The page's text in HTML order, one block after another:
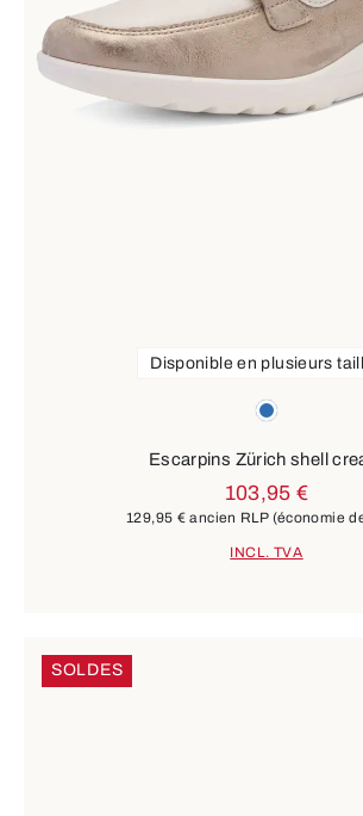
bleu
Disponible en plusieurs
Escarpins Zürich shell
103,95 €
129,95 € ancien RLP (économie
INCL. TVA
SOLDES